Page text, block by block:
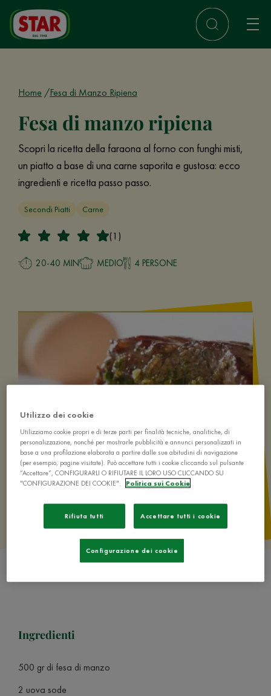
Home Fesa di Manzo Ripiena
Fesa di manzo ripiena
Scopri la ricetta della faraona al forno con funghi misti,
un piatto a base di una carne saporita e gustosa: ecco
ingredienti e ricetta passo passo.
Secondi Piatti Carne
(1)
20-40 MIN MEDIO 4 PERSONE
Ingredienti
500 gr di fesa di manzo
2 uova sode
Utilizzo dei cookie
Utilizziamo cookie propri e di terze parti per finalità tecniche, analitiche, di
personalizzazione, nonché per mostrarle pubblicità e annunci personalizzati in
base a una profilazione elaborata a partire dalle sue abitudini di navigazione
(per esempio, pagine visitate). Può accettare tutti i cookie cliccando sul pulsante
“Accettare”, CONFIGURARLI O RIFIUTARE IL LORO USO CLICCANDO SU
"CONFIGURAZIONE DEI COOKIE".
Politica sui Cookie
Rifiuta tutti Accettare tutti i cookie
Configurazione dei cookie